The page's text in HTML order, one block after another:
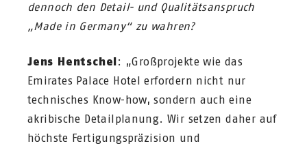
dennoch den Detail- und Qualitätsanspruch
„Made in Germany“ zu wahren?
Jens Hentschel: „Großprojekte wie das
Emirates Palace Hotel erfordern nicht nur
technisches Know-how, sondern auch eine
akribische Detailplanung. Wir setzen daher auf
höchste Fertigungspräzision und